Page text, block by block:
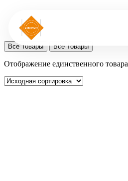
Все Товары Все Товары
Отображение единственного товара